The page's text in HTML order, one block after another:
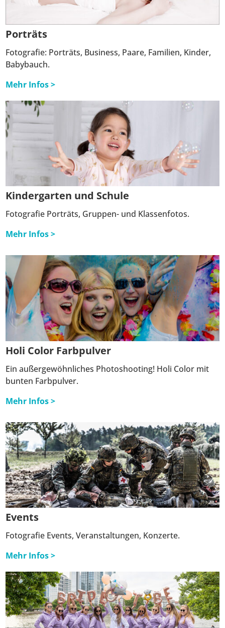
Porträts
Fotografie: Porträts, Business, Paare, Familien, Kinder,
Babybauch.
Mehr Infos >
Kindergarten und Schule
Fotografie Porträts, Gruppen- und Klassenfotos.
Mehr Infos >
Holi Color Farbpulver
Ein außergewöhnliches Photoshooting! Holi Color mit
bunten Farbpulver.
Mehr Infos >
Events
Fotografie Events, Veranstaltungen, Konzerte.
Mehr Infos >